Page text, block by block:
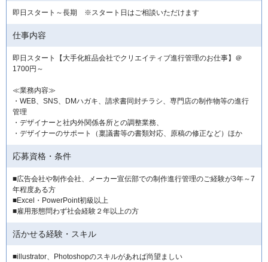
即日スタート～長期 ※スタート日はご相談いただけます
仕事内容
即日スタート【大手化粧品会社でクリエイティブ進行管理のお仕事】＠
1700円～
≪業務内容≫
・WEB、SNS、DMハガキ、請求書同封チラシ、専門店の制作物等の進行
管理
・デザイナーと社内外関係各所との調整業務、
・デザイナーのサポート（稟議書等の書類対応、原稿の修正など）ほか
応募資格・条件
■広告会社や制作会社、メーカー宣伝部での制作進行管理のご経験が3年～7
年程度ある方
■Excel・PowerPoint初級以上
■雇用形態問わず社会経験２年以上の方
活かせる経験・スキル
■illustrator、Photoshopのスキルがあれば尚望ましい